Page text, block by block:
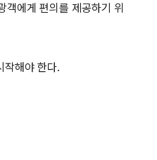
객에게 편의를 제공하기 위
작해야 한다.